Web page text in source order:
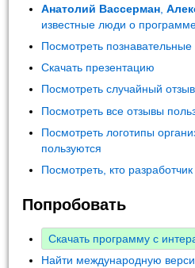
Анатолий Вассерман ,
известные люди о
Посмотреть познавательные
Скачать презентацию
Посмотреть случайный отзыв
Посмотреть все отзывы
Посмотреть логотипы
пользуются
Посмотреть, кто разработчик
Попробовать
Скачать программу с
Найти международную